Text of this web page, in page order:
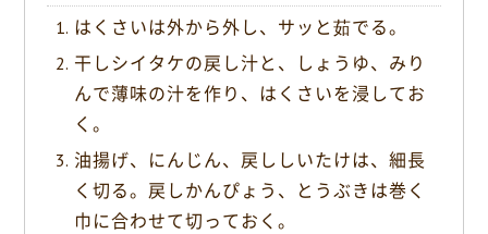
はくさいは外から外し、サッと茹でる。
干しシイタケの戻し汁と、しょうゆ、みり
んで薄味の汁を作り、はくさいを浸してお
く。
油揚げ、にんじん、戻ししいたけは、細長
く切る。戻しかんぴょう、とうぶきは巻く
巾に合わせて切っておく。